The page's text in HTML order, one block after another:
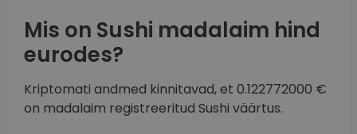
Mis on Sushi madalaim hind
eurodes?
Kriptomati andmed kinnitavad, et 0.122772000 €
on madalaim registreeritud Sushi väärtus.